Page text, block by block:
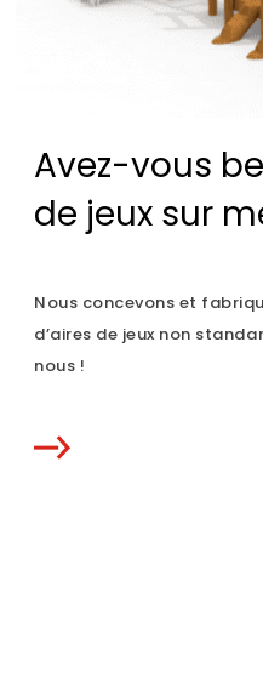
Avez-vous
de jeux sur
Nous concevons et
d’aires de jeux non
nous !